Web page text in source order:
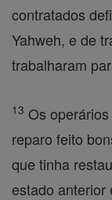
contratados
Yahweh, e de
trabalharam
13 Os
reparo feito
que tinha
estado anterior